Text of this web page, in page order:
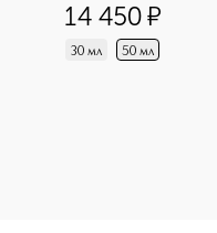
14 450¤
30 мл 50 мл